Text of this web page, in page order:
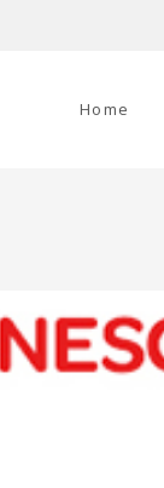
Home